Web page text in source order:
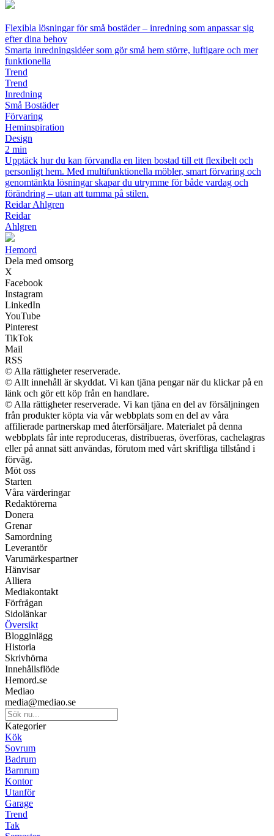
Flexibla lösningar för små bostäder – inredning som anpassar sig
efter dina behov
Smarta inredningsidéer som gör små hem större, luftigare och mer
funktionella
Trend
Trend
Inredning
Små Bostäder
Förvaring
Heminspiration
Design
2 min
Upptäck hur du kan förvandla en liten bostad till ett flexibelt och
personligt hem. Med multifunktionella möbler, smart förvaring och
genomtänkta lösningar skapar du utrymme för både vardag och
förändring – utan att tumma på stilen.
Reidar Ahlgren
Reidar
Ahlgren
Hemord
Dela med omsorg
X
Facebook
Instagram
LinkedIn
YouTube
Pinterest
TikTok
Mail
RSS
© Alla rättigheter reserverade.
© Allt innehåll är skyddat. Vi kan tjäna pengar när du klickar på en
länk och gör ett köp från en handlare.
© Alla rättigheter reserverade. Vi kan tjäna en del av försäljningen
från produkter köpta via vår webbplats som en del av våra
affilierade partnerskap med återförsäljare. Materialet på denna
webbplats får inte reproduceras, distribueras, överföras, cachelagras
eller på annat sätt användas, förutom med vårt skriftliga tillstånd i
förväg.
Möt oss
Starten
Våra värderingar
Redaktörerna
Donera
Grenar
Samordning
Leverantör
Varumärkespartner
Hänvisar
Alliera
Mediakontakt
Förfrågan
Sidolänkar
Översikt
Blogginlägg
Historia
Skrivhörna
Innehållsflöde
Hemord.se
Mediao
media@mediao.se
Kategorier
Kök
Sovrum
Badrum
Barnrum
Kontor
Utanför
Garage
Trend
Tak